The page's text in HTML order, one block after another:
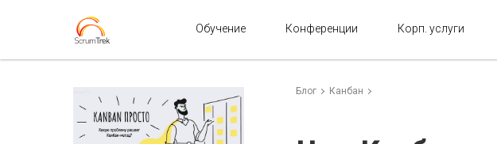
Обучение Конференции Корп. услуги
Блог Канбан